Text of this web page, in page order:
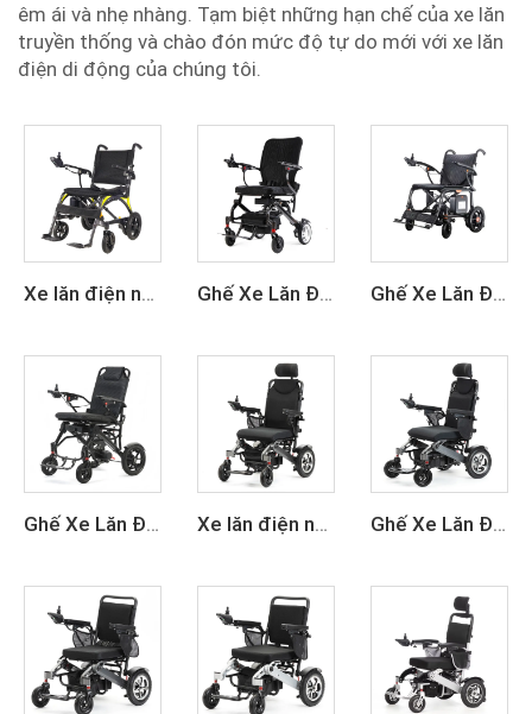
êm ái và nhẹ nhàng. Tạm biệt những hạn chế của xe lăn
truyền thống và chào đón mức độ tự do mới với xe lăn
điện di động của chúng tôi.
Xe lăn điện nhẹ, gập được, sử dụng pin lithium 24V sợi carbon di động Ghế Xe Lăn Điện Du Lịch Nhẹ Bằng Sợi Carbon Ghế Xe Lăn Điện Nhẹ Bằng Sợi Carbon
Ghế Xe Lăn Điện Thông Minh Khung Sợi Carbon Gập Được Xe lăn điện nhẹ gấp gọn Ghế Xe Lăn Điện Gấp Nhẹ Bằng Hợp Kim Nhôm